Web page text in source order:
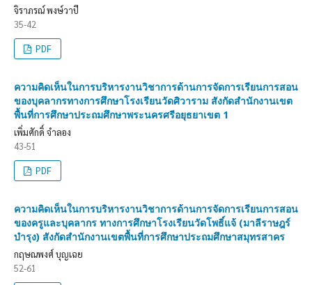
จิราภรณ์ พงษ์วาปี
35-42
PDF
ความคิดเห็นในการบริหารงานวิชาการด้านการจัดการเรียนการสอน
ของบุคลากรทางการศึกษาโรงเรียนวัดศิวาราม สังกัดสำนักงานเขต
พื้นที่การศึกษาประถมศึกษาพระนครศรีอยุธยาเขต 1
เพิ่มศักดิ์ จำลอง
43-51
PDF
ความคิดเห็นในการบริหารงานวิชาการด้านการจัดการเรียนการสอน
ของครูและบุคลากร ทางการศึกษาโรงเรียนวัดโพธิ์แจ้ (มาลีราษฎร์
บำรุง) สังกัดสำนักงานเขตพื้นที่การศึกษาประถมศึกษาสมุทรสาคร
กฤษณพงศ์ บุญเฉย
52-61